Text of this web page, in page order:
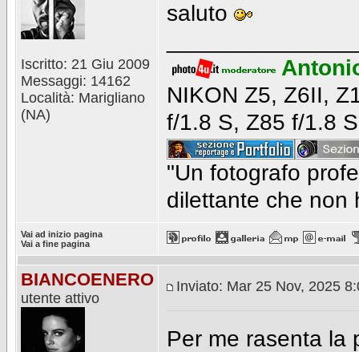
Iscritto: 21 Giu 2009
Messaggi: 14162
Località: Marigliano
(NA)
saluto
NIKON Z5, Z6II,
f/1.8 S, Z85 f/1.8
"Un fotografo
dilettante che non
Vai ad inizio pagina
Vai a fine pagina
BIANCOENERO
utente attivo
Inviato: Mar 25 Nov, 2025
Per me rasenta la